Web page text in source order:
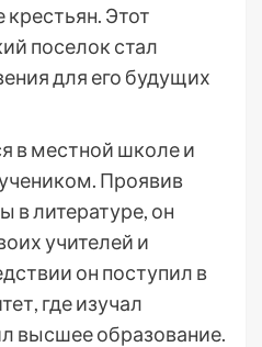
Этот
поселок стал
для его будущих
в местной школе и
Проявив
в литературе, он
учителей и
он поступил в
где изучал
высшее образование.